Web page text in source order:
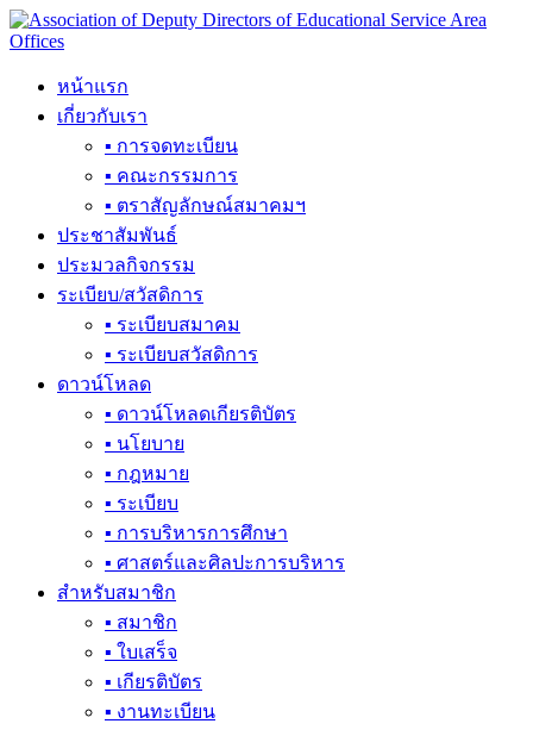
Skip
to
หน้าแรก
เกี่ยวกับเรา
▪ การจดทะเบียน
▪ คณะกรรมการ
▪ ตราสัญลักษณ์สมาคมฯ
ประชาสัมพันธ์
ประมวลกิจกรรม
ระเบียบ/สวัสดิการ
▪ ระเบียบสมาคม
▪ ระเบียบสวัสดิการ
ดาวน์โหลด
▪ ดาวน์โหลดเกียรติบัตร
▪ นโยบาย
▪ กฎหมาย
▪ ระเบียบ
▪ การบริหารการศึกษา
▪ ศาสตร์และศิลปะการบริหาร
สำหรับสมาชิก
▪ สมาชิก
▪ ใบเสร็จ
▪ เกียรติบัตร
▪ งานทะเบียน